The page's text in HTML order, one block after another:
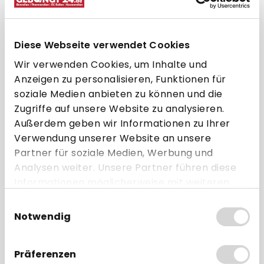
Diese Webseite verwendet Cookies
Wir verwenden Cookies, um Inhalte und
Anzeigen zu personalisieren, Funktionen für
soziale Medien anbieten zu können und die
Zugriffe auf unsere Website zu analysieren.
Außerdem geben wir Informationen zu Ihrer
Verwendung unserer Website an unsere
Partner für soziale Medien, Werbung und
Analysen weiter. Unsere Partner führen diese
haben oder die sie im Rahmen Ihrer Nutzung
der Dienste gesammelt haben.
Notwendig
Präferenzen
SpacePole Kippgelenk "TabTilt" -
für SP1 und Schwenkarme
ab 38,95 € * pro Stück
Direkt zum Artikel
Zum Vergleich hinzufügen
Passende SP1 Standrohre
BUNDLE